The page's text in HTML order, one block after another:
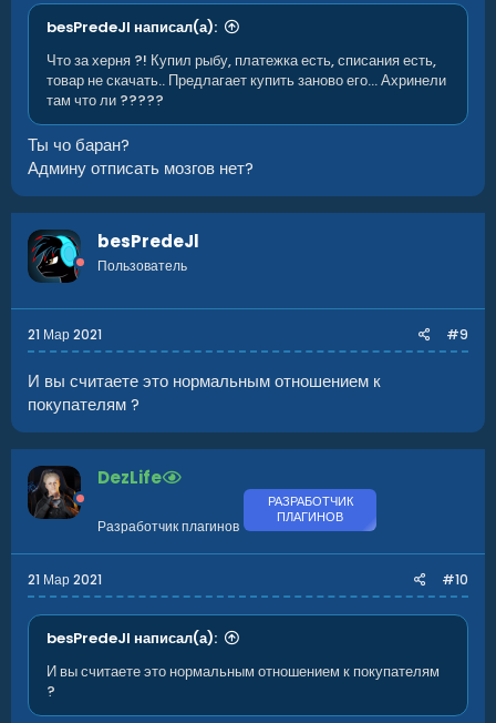
besPredeJl написал(а):
Что за херня ?! Купил рыбу, платежка есть, списания есть,
товар не скачать.. Предлагает купить заново его... Ахринели
там что ли ?????
Ты чо баран?
Админу отписать мозгов нет?
besPredeJl
Пользователь
21 Мар 2021 #9
И вы считаете это нормальным отношением к
покупателям ?
DezLife
Разработчик плагинов
РАЗРАБОТЧИК
ПЛАГИНОВ
21 Мар 2021 #10
besPredeJl написал(а):
И вы считаете это нормальным отношением к покупателям
?